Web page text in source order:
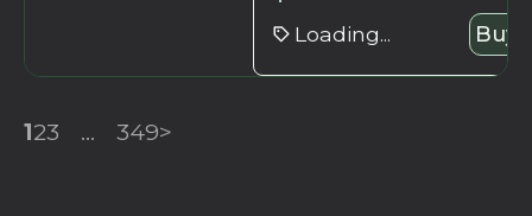
Loading... Buy
123 ... 349>